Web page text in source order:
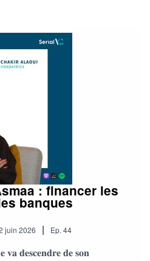
et surtout ce qui ne marche
est évident.
organisés.
échanges réels.
simple :: financer les
banques
juin 2026 | Ep. 44
𝐯𝐚 𝐝𝐞𝐬𝐜𝐞𝐧𝐝𝐫𝐞 𝐝𝐞 𝐬𝐨𝐧